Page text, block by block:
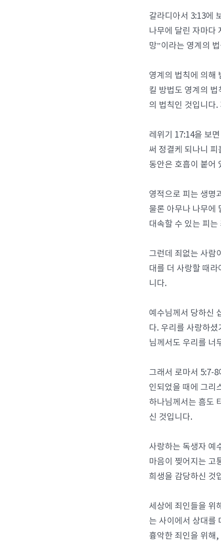
갈라디아서 3:13에
나무에 달린 자마다
망”이라는 영계의
영계의 법칙에 의해
킬 방법도 영계의
의 법칙인 것입니다
레위기 17:14을 보
써 정결케 되나니
동안은 호흡이 붙어
영적으로 피는 생명
물론 아무나 나무에
대속할 수 있는 피
그런데 죄없는 사람
대를 더 사랑할 때
니다.
예수님께서 당하신
다. 우리를 사랑하
님께서도 우리를 너
그래서 로마서 5:7-
인되었을 때에 그리
하나님께서는 흠도
신 것입니다.
사랑하는 독생자 예
마음이 찢어지는 고
희생을 감당하신 것
세상에 죄인들을 위
는 사이에서 상대를
흉악한 죄인을 위해